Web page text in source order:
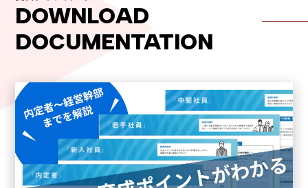
内定者・新入社員向け Mobile Knowledge for
Freshers
DOWNLOAD
DOCUMENTATION